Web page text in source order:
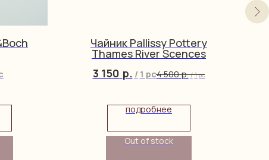
Чайник Pallissy Pottery
Thames River Scences
3 150 р. / 1 pc4 500 р. / 1 pc
подробнее
Out of stock